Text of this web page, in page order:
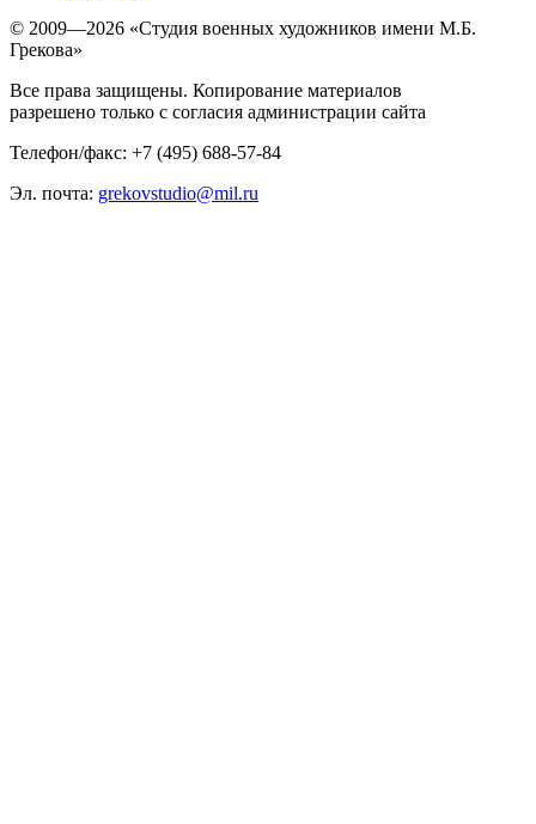
© 2009—2026 «Студия военных художников имени М.Б.
Грекова»
Все права защищены. Копирование материалов
разрешено только с согласия администрации сайта
Телефон/факс: +7 (495) 688-57-84
Эл. почта: grekovstudio@mil.ru